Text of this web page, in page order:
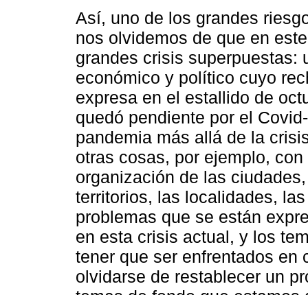
Así, uno de los grandes
nos olvidemos de que en
grandes crisis superpuestas:
económico y político cuyo
expresa en el estallido de
quedó pendiente por el
pandemia más allá de la
otras cosas, por ejemplo,
organización de las
territorios, las localidades,
problemas que se están
en esta crisis actual, y los
tener que ser enfrentados en
olvidarse de restablecer un